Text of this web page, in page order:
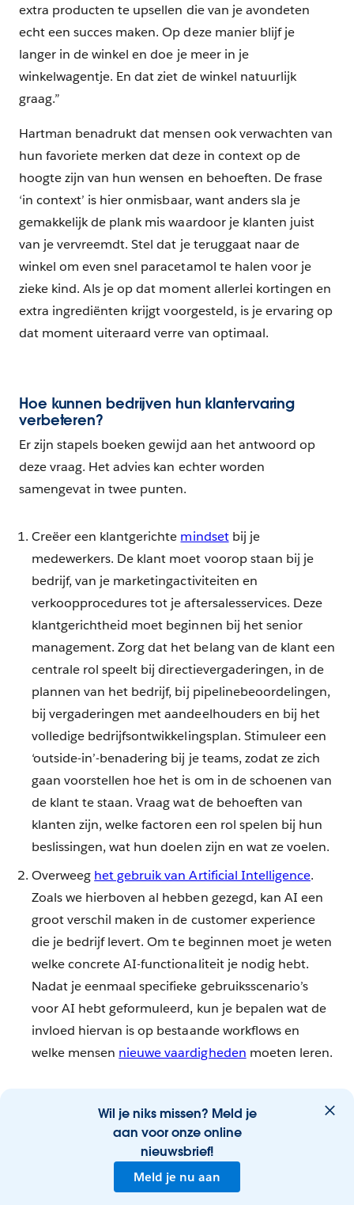
extra producten te upsellen die van je avondeten
echt een succes maken. Op deze manier blijf je
langer in de winkel en doe je meer in je
winkelwagentje. En dat ziet de winkel natuurlijk
graag.”
Hartman benadrukt dat mensen ook verwachten van
hun favoriete merken dat deze in context op de
hoogte zijn van hun wensen en behoeften. De frase
‘in context’ is hier onmisbaar, want anders sla je
gemakkelijk de plank mis waardoor je klanten juist
van je vervreemdt. Stel dat je teruggaat naar de
winkel om even snel paracetamol te halen voor je
zieke kind. Als je op dat moment allerlei kortingen en
extra ingrediënten krijgt voorgesteld, is je ervaring op
dat moment uiteraard verre van optimaal.
Hoe kunnen bedrijven hun klantervaring
verbeteren?
Er zijn stapels boeken gewijd aan het antwoord op
deze vraag. Het advies kan echter worden
samengevat in twee punten.
Creëer een klantgerichte mindsetbij je
medewerkers. De klant moet voorop staan bij je
bedrijf, van je marketingactiviteiten en
verkoopprocedures tot je aftersalesservices. Deze
klantgerichtheid moet beginnen bij het senior
management. Zorg dat het belang van de klant een
centrale rol speelt bij directievergaderingen, in de
plannen van het bedrijf, bij pipelinebeoordelingen,
bij vergaderingen met aandeelhouders en bij het
volledige bedrijfsontwikkelingsplan. Stimuleer een
‘outside-in’-benadering bij je teams, zodat ze zich
gaan voorstellen hoe het is om in de schoenen van
de klant te staan. Vraag wat de behoeften van
klanten zijn, welke factoren een rol spelen bij hun
beslissingen, wat hun doelen zijn en wat ze voelen.
Overweeg het gebruik van Artificial Intelligence.
Zoals we hierboven al hebben gezegd, kan AI een
groot verschil maken in de customer experience
die je bedrijf levert. Om te beginnen moet je weten
welke concrete AI-functionaliteit je nodig hebt.
Nadat je eenmaal specifieke gebruiksscenario’s
voor AI hebt geformuleerd, kun je bepalen wat de
invloed hiervan is op bestaande workflows en
welke mensen nieuwe vaardigheden moeten leren.
om hun ervaring te verbeteren, met een steeds
belangrijkere rol voorchatbots,tekst- en
en meer. AI wordt ook steeds meer
klantenserviceteams
Wil je niks missen? Meld je
aan voor onze online
nieuwsbrief!
Meld je nu aan